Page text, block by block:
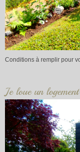
Conditions à remplir pour
Je loue un